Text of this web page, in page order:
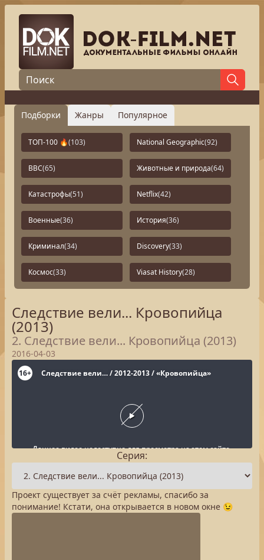
Подборки Жанры Популярное
ТОП-100 🔥(103) National Geographic(92)
BBC(65) Животные и природа(64)
Катастрофы(51) Netflix(42)
Военные(36) История(36)
Криминал(34) Discovery(33)
Космос(33) Viasat History(28)
Следствие вели... Кровопийца
(2013)
2. Следствие вели... Кровопийца (2013)
2016-04-03
Серия:
Проект существует за счёт рекламы, спасибо за
понимание! Кстати, она открывается в новом окне 😉